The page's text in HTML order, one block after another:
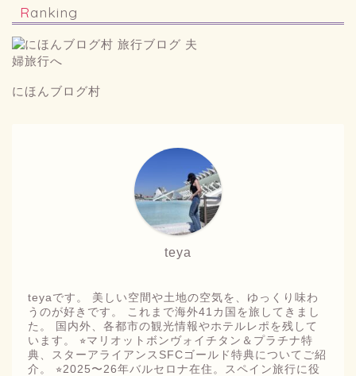
Ranking
にほんブログ村
teya
teyaです。 美しい空間や土地の空気を、ゆっくり味わ
うのが好きです。 これまで海外41カ国を旅してきまし
た。 国内外、各都市の観光情報やホテルレポを残して
います。 ⭐︎マリオットボンヴォイチタン＆プラチナ特
典、スターアライアンスSFCゴールド特典についてご紹
介。 ⭐︎2025〜26年バルセロナ在住。スペイン旅行に役